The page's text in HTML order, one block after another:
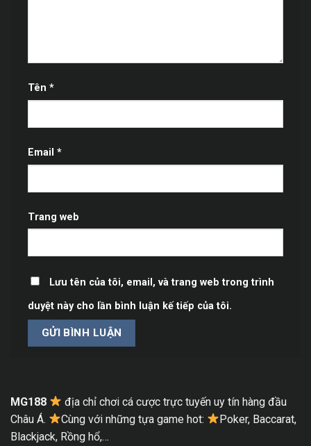
Tên *
Email *
Trang web
Lưu tên của tôi, email, và trang web trong trình
duyệt này cho lần bình luận kế tiếp của tôi.
MG188
địa chỉ chơi cá cược trực tuyến uy tín hàng đầu
Châu Á.
Cùng với những tựa game hot:
Poker, Baccarat,
Blackjack, Rồng hổ,…